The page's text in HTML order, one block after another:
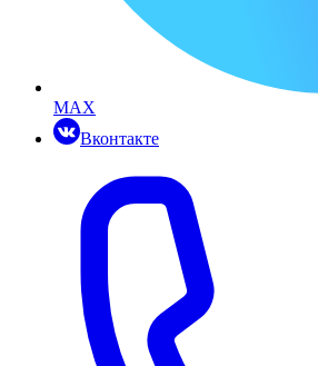
MAX
Вконтакте